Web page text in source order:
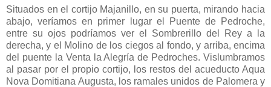
Situados en el cortijo Majanillo, en su puerta, mirando hacia
abajo, veríamos en primer lugar el Puente de Pedroche,
entre su ojos podríamos ver el Sombrerillo del Rey a la
derecha, y el Molino de los ciegos al fondo, y arriba, encima
del puente la Venta la Alegría de Pedroches. Vislumbramos
al pasar por el propio cortijo, los restos del acueducto Aqua
Nova Domitiana Augusta, los ramales unidos de Palomera y